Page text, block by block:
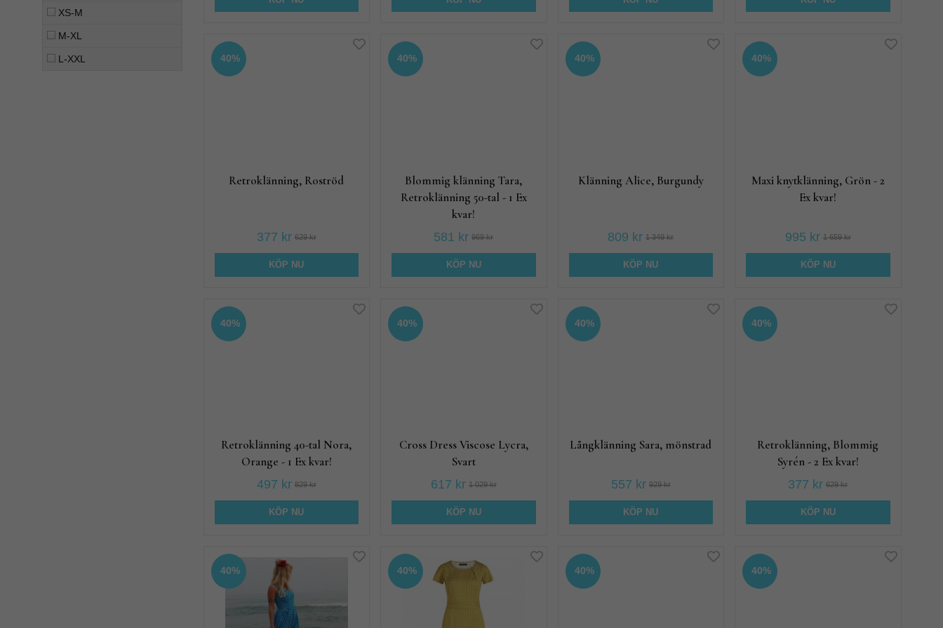
XS-M
M-XL
L-XXL 40%
Retroklänning, Roströd
377 kr 629 kr
KÖP NU
40%
Blommig klänning Tara,
Retroklänning 50-tal - 1 Ex
kvar!
581 kr 969 kr
KÖP NU
40%
Klänning Alice, Burgundy
809 kr 1 349 kr
KÖP NU
40%
Maxi knytklänning, Grön - 2
Ex kvar!
995 kr 1 659 kr
KÖP NU
40%
Retroklänning 40-tal Nora,
Orange - 1 Ex kvar!
497 kr 829 kr
KÖP NU
40%
Cross Dress Viscose Lycra,
Svart
617 kr 1 029 kr
KÖP NU
40%
Långklänning Sara, mönstrad
557 kr 929 kr
KÖP NU
40%
Retroklänning, Blommig
Syrén - 2 Ex kvar!
377 kr 629 kr
KÖP NU
40% 40% 40% 40%